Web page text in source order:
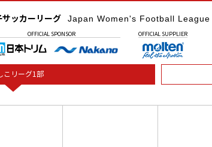
ッカーリーグ Japan Women's Football League
OFFICIAL SPONSOR OFFICIAL SUPPLIER
こリーグ1部